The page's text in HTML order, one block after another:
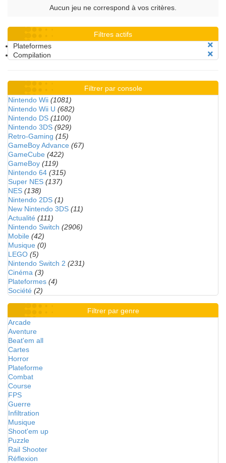
Aucun jeu ne correspond à vos critères.
Filtres actifs
Plateformes
Compilation
Filtrer par console
Nintendo Wii (1081)
Nintendo Wii U (682)
Nintendo DS (1100)
Nintendo 3DS (929)
Retro-Gaming (15)
GameBoy Advance (67)
GameCube (422)
GameBoy (119)
Nintendo 64 (315)
Super NES (137)
NES (138)
Nintendo 2DS (1)
New Nintendo 3DS (11)
Actualité (111)
Nintendo Switch (2906)
Mobile (42)
Musique (0)
LEGO (5)
Nintendo Switch 2 (231)
Cinéma (3)
Plateformes (4)
Société (2)
Filtrer par genre
Arcade
Aventure
Beat'em all
Cartes
Horror
Plateforme
Combat
Course
FPS
Guerre
Infiltration
Musique
Shoot'em up
Puzzle
Rail Shooter
Réflexion